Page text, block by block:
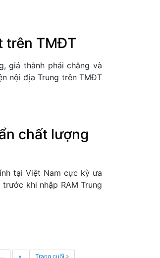
trên TMĐT
giá thành phải chăng và
nội địa Trung trên TMĐT
chất lượng
tại Việt Nam cực kỳ ưa
khi nhập RAM Trung
... » Trang cuối »